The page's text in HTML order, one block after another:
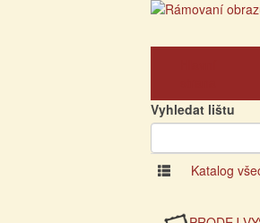
Vyhledat lištu
Katalog